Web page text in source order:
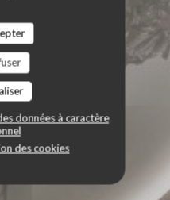
données à caractère
des cookies